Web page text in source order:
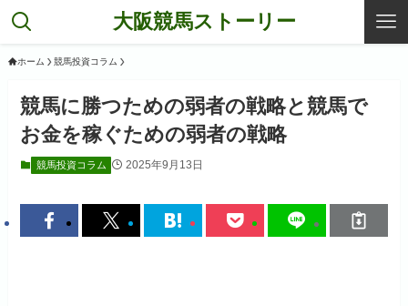
大阪競馬ストーリー
ホーム 競馬投資コラム
競馬に勝つための弱者の戦略と競馬で
お金を稼ぐための弱者の戦略
競馬投資コラム 2025年9月13日